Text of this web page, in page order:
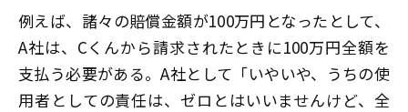
例えば、諸々の賠償金額が100万円となったとして、
A社は、Cくんから請求されたときに100万円全額を
支払う必要がある。A社として「いやいや、うちの使
用者としての責任は、ゼロとはいいませんけど、全